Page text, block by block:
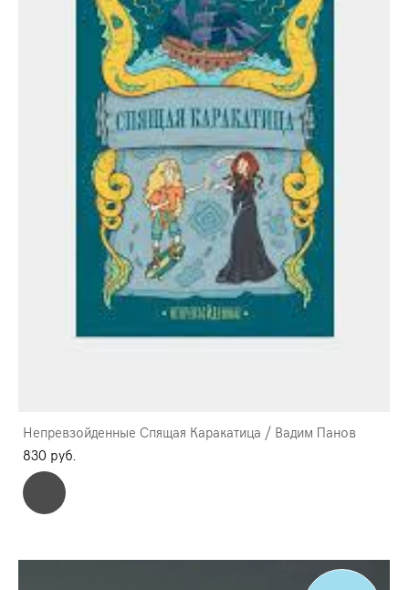
Непревзойденные Спящая Каракатица / Вадим Панов
830 pуб.